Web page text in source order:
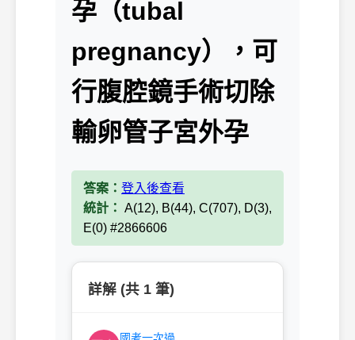
孕（tubal
pregnancy），可
行腹腔鏡手術切除
輸卵管子宮外孕
答案： 登入後查看
統計： A(12), B(44), C(707), D(3),
E(0) #2866606
詳解 (共 1 筆)